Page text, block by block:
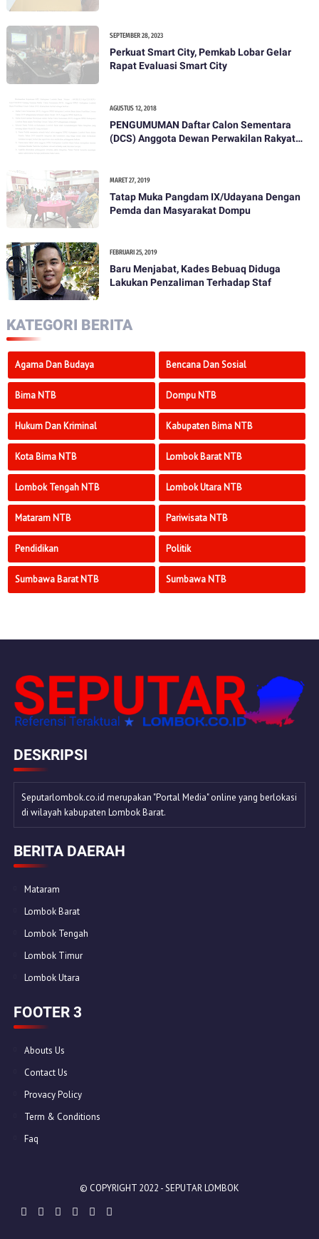
SEPTEMBER 28, 2023
Perkuat Smart City, Pemkab Lobar Gelar
Rapat Evaluasi Smart City
AGUSTUS 12, 2018
PENGUMUMAN Daftar Calon Sementara
(DCS) Anggota Dewan Perwakilan Rakyat
MARET 27, 2019
Tatap Muka Pangdam IX/Udayana Dengan
Pemda dan Masyarakat Dompu
FEBRUARI 25, 2019
Baru Menjabat, Kades Bebuaq Diduga
Lakukan Penzaliman Terhadap Staf
KATEGORI BERITA
Agama Dan Budaya Bencana Dan Sosial
Bima NTB Dompu NTB
Hukum Dan Kriminal Kabupaten Bima NTB
Kota Bima NTB Lombok Barat NTB
Lombok Tengah NTB Lombok Utara NTB
Mataram NTB Pariwisata NTB
Pendidikan Politik
Sumbawa Barat NTB Sumbawa NTB
DESKRIPSI
Seputarlombok.co.id merupakan "Portal Media" online yang berlokasi
di wilayah kabupaten Lombok Barat.
BERITA DAERAH
Mataram
Lombok Barat
Lombok Tengah
Lombok Timur
Lombok Utara
FOOTER 3
Abouts Us
Contact Us
Provacy Policy
Term & Conditions
Faq
© COPYRIGHT 2022 -SEPUTAR LOMBOK